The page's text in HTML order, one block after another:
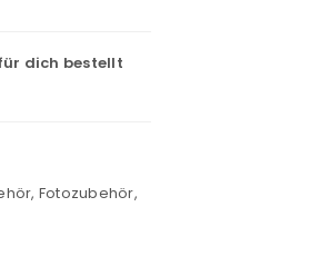
dich bestellt
, Fotozubehör,